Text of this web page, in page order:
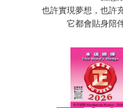
也許實現夢想，也許
它都會貼身陪